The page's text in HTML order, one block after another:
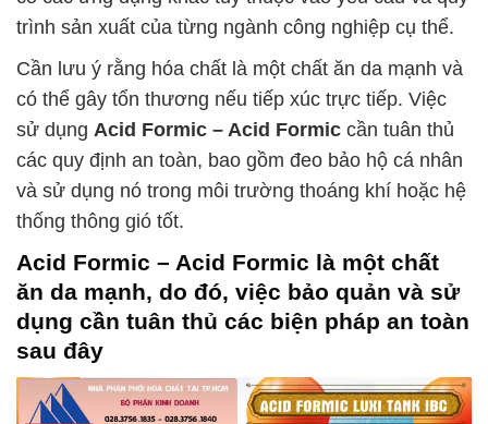
trình sản xuất của từng ngành công nghiệp cụ thể.
Cần lưu ý rằng hóa chất là một chất ăn da mạnh và
có thể gây tổn thương nếu tiếp xúc trực tiếp. Việc
sử dụng Acid Formic – Acid Formic cần tuân thủ
các quy định an toàn, bao gồm đeo bảo hộ cá nhân
và sử dụng nó trong môi trường thoáng khí hoặc hệ
thống thông gió tốt.
Acid Formic – Acid Formic là một chất
ăn da mạnh, do đó, việc bảo quản và sử
dụng cần tuân thủ các biện pháp an toàn
sau đây